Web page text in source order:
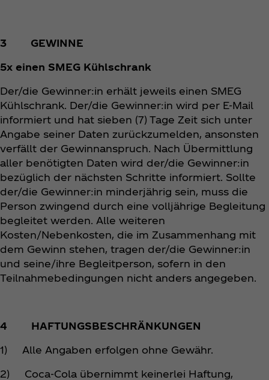
3 GEWINNE
5x einen SMEG Kühlschrank
Der/die Gewinner:in erhält jeweils einen SMEG
Kühlschrank. Der/die Gewinner:in wird per E-Mail
informiert und hat sieben (7) Tage Zeit sich unter
Angabe seiner Daten zurückzumelden, ansonsten
verfällt der Gewinnanspruch. Nach Übermittlung
aller benötigten Daten wird der/die Gewinner:in
bezüglich der nächsten Schritte informiert. Sollte
der/die Gewinner:in minderjährig sein, muss die
Person zwingend durch eine volljährige Begleitung
begleitet werden. Alle weiteren
Kosten/Nebenkosten, die im Zusammenhang mit
dem Gewinn stehen, tragen der/die Gewinner:in
und seine/ihre Begleitperson, sofern in den
Teilnahmebedingungen nicht anders angegeben.
4 HAFTUNGSBESCHRÄNKUNGEN
1) Alle Angaben erfolgen ohne Gewähr.
2) Coca‑Cola übernimmt keinerlei Haftung,